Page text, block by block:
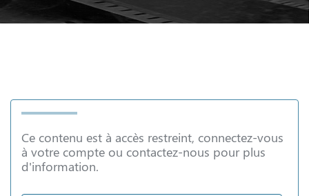
Ce contenu est à accès restreint, connectez-vous
à votre compte ou contactez-nous pour plus
d'information.